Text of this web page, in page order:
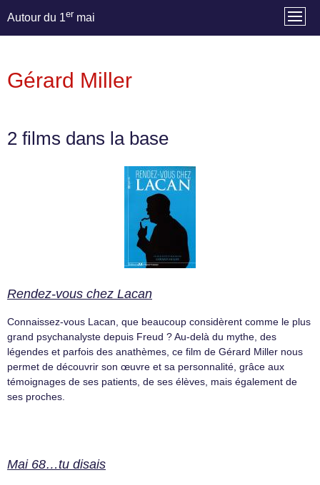
Autour du 1er mai
Gérard Miller
2 films dans la base
Rendez-vous chez Lacan
Connaissez-vous Lacan, que beaucoup considèrent comme le plus
grand psychanalyste depuis Freud ? Au-delà du mythe, des
légendes et parfois des anathèmes, ce film de Gérard Miller nous
permet de découvrir son œuvre et sa personnalité, grâce aux
témoignages de ses patients, de ses élèves, mais également de
ses proches.
Mai 68…tu disais